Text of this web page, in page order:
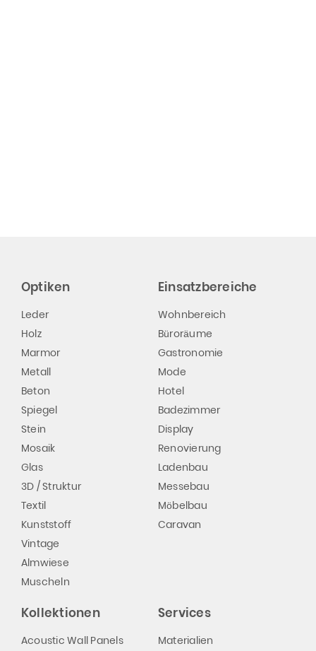
Optiken
Leder
Holz
Marmor
Metall
Beton
Spiegel
Stein
Mosaik
Glas
3D / Struktur
Textil
Kunststoff
Vintage
Almwiese
Muscheln
Einsatzbereiche
Wohnbereich
Büroräume
Gastronomie
Mode
Hotel
Badezimmer
Display
Renovierung
Ladenbau
Messebau
Möbelbau
Caravan
Kollektionen
Acoustic Wall Panels
Services
Materialien